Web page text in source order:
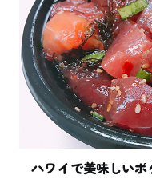
ハワイで美味しい